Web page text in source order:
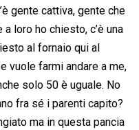
gente cattiva, gente che
loro ho chiesto, c’è una
al fornaio qui al
vuole farmi andare a me,
solo 50 è uguale. No
fra sé i parenti capito?
ma in questa pancia